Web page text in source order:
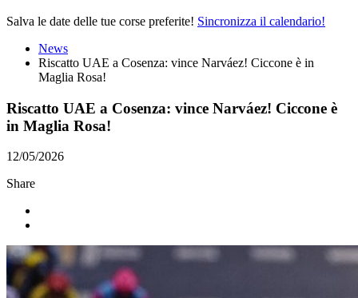
Salva le date delle tue corse preferite! Sincronizza il calendario!
News
Riscatto UAE a Cosenza: vince Narváez! Ciccone è in
Maglia Rosa!
Riscatto UAE a Cosenza: vince Narváez! Ciccone è
in Maglia Rosa!
12/05/2026
Share